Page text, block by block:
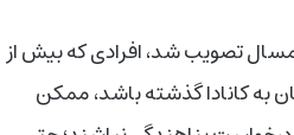
تصویب شد، افرادی که بیش از
کانادا گذشته باشد، ممکن